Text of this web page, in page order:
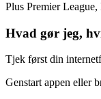
Plus Premier
Hvad gør jeg,
Tjek først din
Genstart appen eller